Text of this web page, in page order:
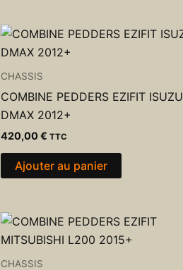
CHASSIS
COMBINE PEDDERS EZIFIT ISUZU
DMAX 2012+
420,00€ TTC
Ajouter au panier
CHASSIS